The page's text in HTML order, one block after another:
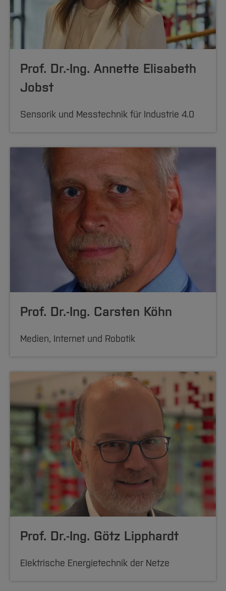
Prof. Dr.-Ing. Annette Elisabeth
Jobst
Sensorik und Messtechnik für Industrie 4.0
Prof. Dr.-Ing. Carsten Köhn
Medien, Internet und Robotik
Prof. Dr.-Ing. Götz Lipphardt
Elektrische Energietechnik der Netze